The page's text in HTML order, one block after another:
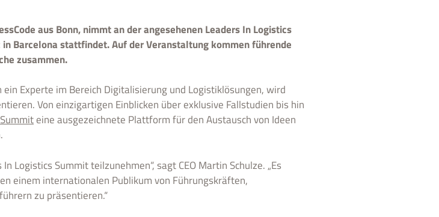
aus Bonn, nimmt an der angesehenen Leaders In Logistics
Barcelona stattfindet. Auf der Veranstaltung kommen führende
zusammen.
Experte im Bereich Digitalisierung und Logistiklösungen, wird
Von einzigartigen Einblicken über exklusive Fallstudien bis hin
eine ausgezeichnete Plattform für den Austausch von Ideen
Logistics Summit teilzunehmen“, sagt CEO Martin Schulze. „Es
einem internationalen Publikum von Führungskräften,
zu präsentieren.“